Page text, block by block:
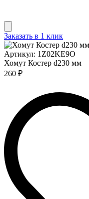
Заказать в 1 клик
Артикул: 1Z02KE9O
Хомут Костер d230 мм
260 ₽